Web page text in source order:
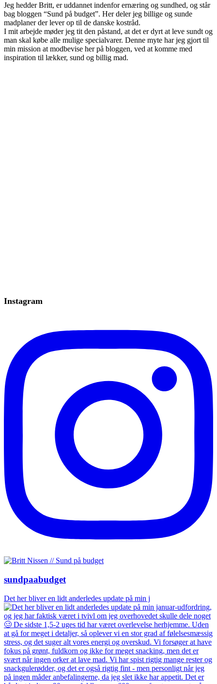
Jeg hedder Britt, er uddannet indenfor ernæring og sundhed, og står
bag bloggen “Sund på budget”. Her deler jeg billige og sunde
madplaner der lever op til de danske kostråd.
I mit arbejde møder jeg tit den påstand, at det er dyrt at leve sundt og
man skal købe alle mulige specialvarer. Denne myte har jeg gjort til
min mission at modbevise her på bloggen, ved at komme med
inspiration til lækker, sund og billig mad.
Instagram
sundpaabudget
Det her bliver en lidt anderledes update på min j